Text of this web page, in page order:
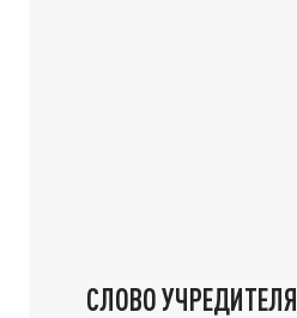
СЛОВО УЧРЕДИТЕЛЯ